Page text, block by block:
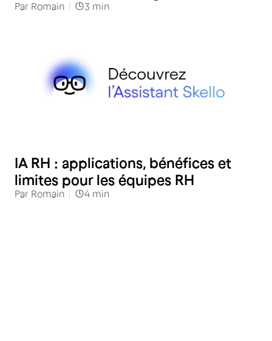
Par Romain 3 min
IA RH : applications, bénéfices et
limites pour les équipes RH
Par Romain 4 min